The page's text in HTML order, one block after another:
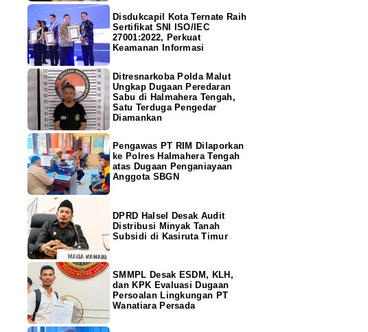
Disdukcapil Kota Ternate Raih
Sertifikat SNI ISO/IEC
27001:2022, Perkuat
Keamanan Informasi
Ditresnarkoba Polda Malut
Ungkap Dugaan Peredaran
Sabu di Halmahera Tengah,
Satu Terduga Pengedar
Diamankan
Pengawas PT RIM Dilaporkan
ke Polres Halmahera Tengah
atas Dugaan Penganiayaan
Anggota SBGN
DPRD Halsel Desak Audit
Distribusi Minyak Tanah
Subsidi di Kasiruta Timur
SMMPL Desak ESDM, KLH,
dan KPK Evaluasi Dugaan
Persoalan Lingkungan PT
Wanatiara Persada